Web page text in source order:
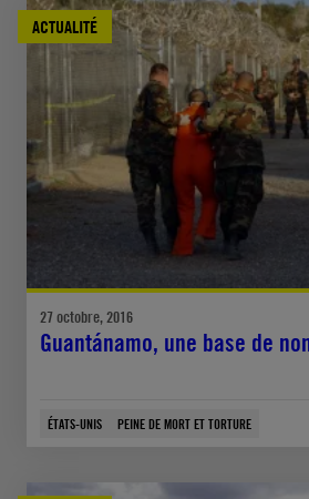
ACTUALITÉ
27 octobre, 2016
Guantánamo, une base de
ÉTATS-UNIS PEINE DE MORT ET TORTURE